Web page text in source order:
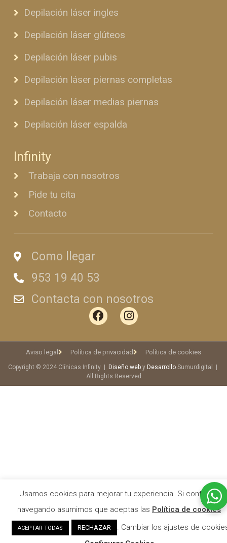
Como llegar
953 19 40 53
Contacta con nosotros
Depilación láser ingles
Depilación láser glúteos
Depilación láser pubis
Depilación láser piernas completas
Depilación láser medias piernas
Depilación láser espalda
Infinity
Trabaja con nosotros
Pide tu cita
Contacto
Copyright © 2024 Clínicas Infinity | Diseño web y Desarrollo Sumurdigital |
All Rights Reserved
Aviso legal Política de privacidad Política de cookies
Usamos cookies para mejorar tu experiencia. Si continuas
navegando asumimos que aceptas las Política de cookies
ACEPTAR TODAS RECHAZAR
. Cambiar los ajustes de